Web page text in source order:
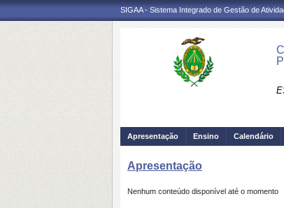
SIGAA - Sistema Integrado de Gestão de
Apresentação Ensino Calendário
Apresentação
Nenhum conteúdo disponível até o momento